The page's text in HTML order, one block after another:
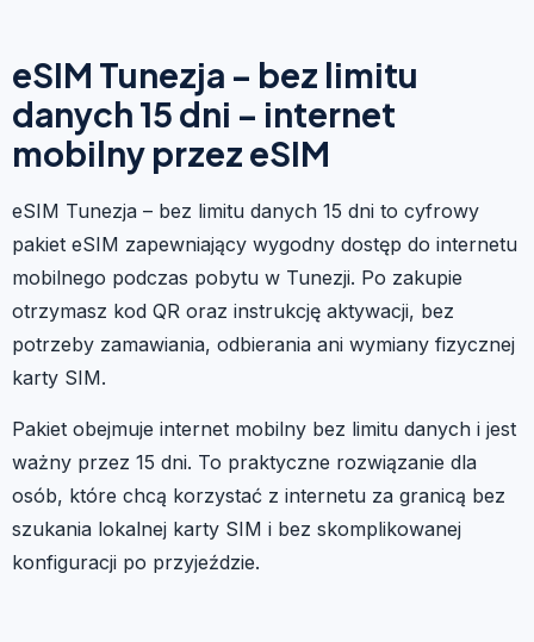
eSIM Tunezja – bez limitu
danych 15 dni – internet
mobilny przez eSIM
eSIM Tunezja – bez limitu danych 15 dni to cyfrowy
pakiet eSIM zapewniający wygodny dostęp do internetu
mobilnego podczas pobytu w Tunezji. Po zakupie
otrzymasz kod QR oraz instrukcję aktywacji, bez
potrzeby zamawiania, odbierania ani wymiany fizycznej
karty SIM.
Pakiet obejmuje internet mobilny bez limitu danych i jest
ważny przez 15 dni. To praktyczne rozwiązanie dla
osób, które chcą korzystać z internetu za granicą bez
szukania lokalnej karty SIM i bez skomplikowanej
konfiguracji po przyjeździe.